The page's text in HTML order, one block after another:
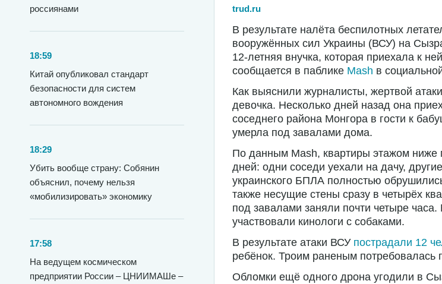
россиянами
18:59
Китай опубликовал стандарт
безопасности для систем
автономного вождения
18:29
Убить вообще страну: Собянин
объяснил, почему нельзя
«мобилизировать» экономику
17:58
На ведущем космическом
предприятии России – ЦНИИМАШе –
trud.ru
В результате налёта беспилотных
вооружённых сил Украины (ВСУ) на
12-летняя внучка, которая приехала к
сообщается в паблике Mash в
Как выяснили журналисты, жертвой
девочка. Несколько дней назад она
соседнего района Монгора в гости к
умерла под завалами дома.
По данным Mash, квартиры этажом ниже
дней: одни соседи уехали на дачу,
украинского БПЛА полностью
также несущие стены сразу в четырёх
под завалами заняли почти четыре
участвовали кинологи с собаками.
В результате атаки ВСУ пострадали 12
ребёнок. Троим раненым потребовалась
Обломки ещё одного дрона угодили в